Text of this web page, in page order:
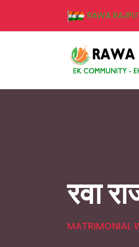
RAWA
रवा
MATRIMONIAL